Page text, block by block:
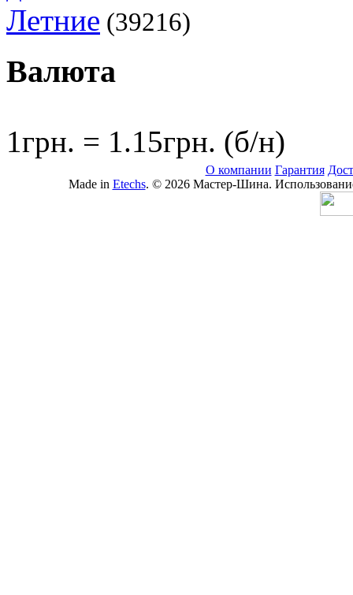
Летние (39216)
Валюта
1грн. = 1.15грн. (б/н)
О компании Гарантия
Made in Etechs. © 2026 Мастер-Шина.